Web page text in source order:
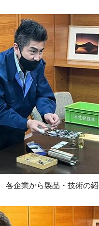
各企業から製品・技術の